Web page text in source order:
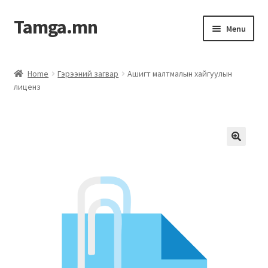
Tamga.mn Menu
ХАБЭА-н багц
Дотоод журмын багц
Home Гэрээний загвар
Ашигт малтмалын хайгуулын
лиценз